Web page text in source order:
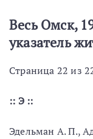
Весь Омск,
указатель
Страница 22 из
:: Э ::
Эдельман А. П.,